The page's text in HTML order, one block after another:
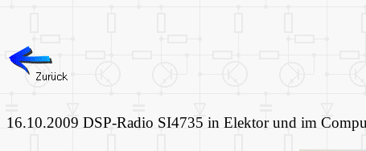
16.10.2009 DSP-Radio SI4735 in Elektor und im